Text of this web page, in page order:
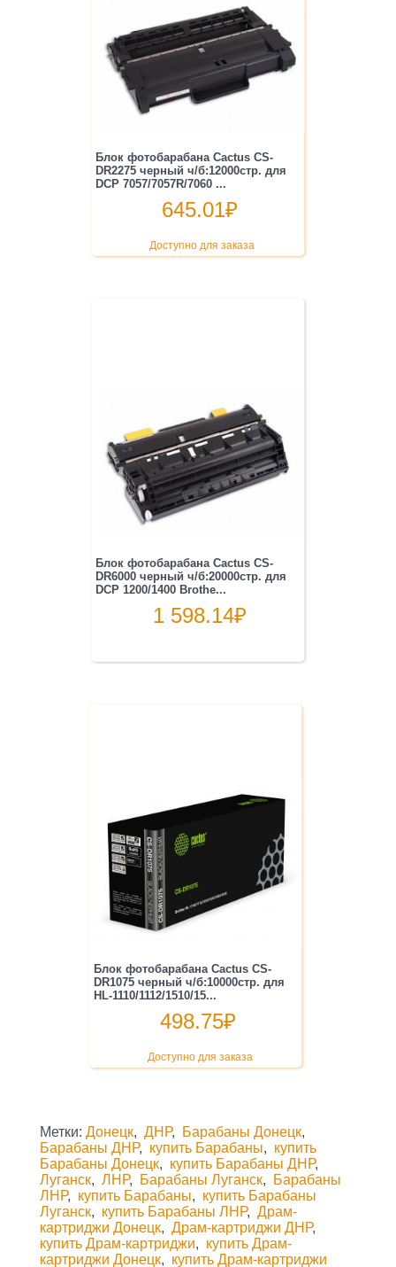
Блок фотобарабана Cactus CS-
DR2275 черный ч/б:12000стр. для
DCP 7057/7057R/7060 ...
645.01₽
Доступно для заказа
Блок фотобарабана Cactus CS-
DR6000 черный ч/б:20000стр. для
DCP 1200/1400 Brothe...
1 598.14₽
Блок фотобарабана Cactus CS-
DR1075 черный ч/б:10000стр. для
HL-1110/1112/1510/15...
498.75₽
Доступно для заказа
Метки: Донецк, ДНР, Барабаны Донецк,
Барабаны ДНР, купить Барабаны, купить
Барабаны Донецк, купить Барабаны ДНР,
Луганск, ЛНР, Барабаны Луганск,
Барабаны
ЛНР, купить Барабаны, купить Барабаны
Луганск, купить Барабаны ЛНР, Драм-
картриджи Донецк, Драм-картриджи ДНР,
купить Драм-картриджи, купить Драм-
картриджи Донецк, купить Драм-картриджи